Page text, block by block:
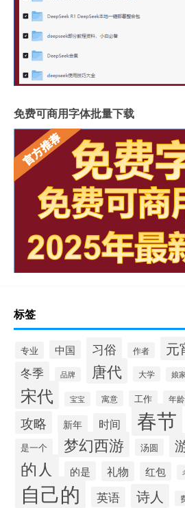
免费可商用字体批量下载
标签
专业 中国 习俗 作者 元
冬季 品牌 唐代 大学 娘家
宋代 宝宝 寓意 工作 年龄
攻略 新年 时间 春节
是一个 梦幻西游 汤圆
的人 的是 礼物 红包
自己的 英语 诗人